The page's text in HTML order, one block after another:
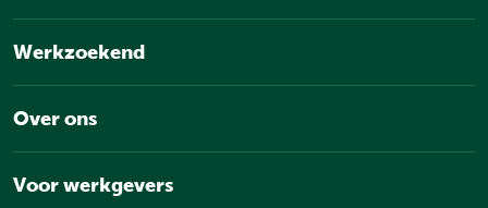
Werkzoekend
Over ons
Voor werkgevers